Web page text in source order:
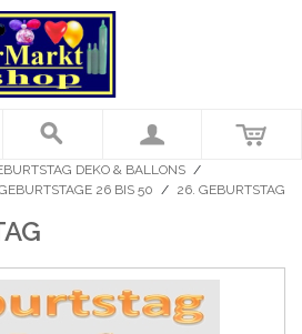
DEKO & BALLONS /
26 BIS 50 / 26. GEBURTSTAG